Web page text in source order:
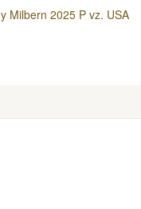
Milbern 2025 P vz. USA